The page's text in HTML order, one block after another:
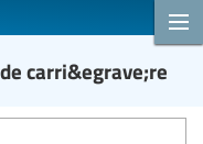
carri&egrave;re